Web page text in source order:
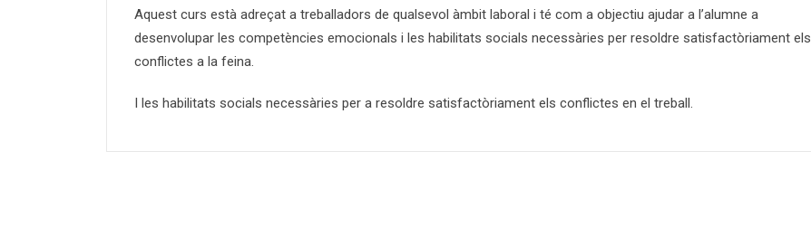
Aquest curs està adreçat a treballadors de qualsevol àmbit laboral i té com a objectiu ajudar a l’alumne a
desenvolupar les competències emocionals i les habilitats socials necessàries per resoldre satisfactòriament els
conflictes a la feina.
I les habilitats socials necessàries per a resoldre satisfactòriament els conflictes en el treball.